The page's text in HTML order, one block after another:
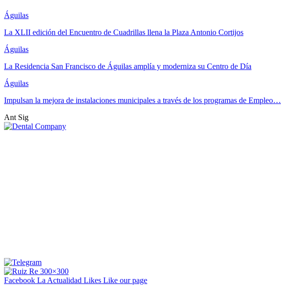
Águilas
La XLII edición del Encuentro de Cuadrillas llena la Plaza Antonio Cortijos
Águilas
La Residencia San Francisco de Águilas amplía y moderniza su Centro de Día
Águilas
Impulsan la mejora de instalaciones municipales a través de los programas de Empleo…
Ant Sig
Facebook La Actualidad Likes Like our page